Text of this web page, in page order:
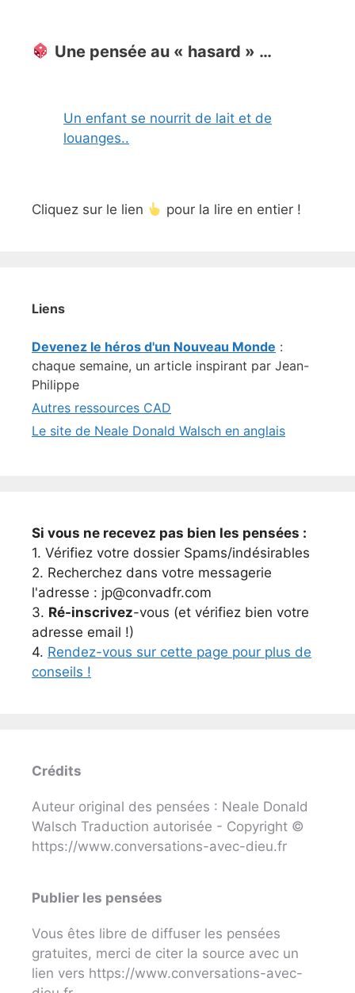
Une pensée au « hasard » …
Un enfant se nourrit de lait et de
louanges..
Cliquez sur le lien pour la lire en entier !
Liens
Devenez le héros d'un Nouveau Monde :
chaque semaine, un article inspirant par Jean-
Philippe
Autres ressources CAD
Le site de Neale Donald Walsch en anglais
Si vous ne recevez pas bien les pensées :
1. Vérifiez votre dossier Spams/indésirables
2. Recherchez dans votre messagerie
l'adresse : jp@convadfr.com
3. Ré-inscrivez-vous (et vérifiez bien votre
adresse email !)
4. Rendez-vous sur cette page pour plus de
conseils !
Crédits
Auteur original des pensées : Neale Donald
Walsch Traduction autorisée - Copyright ©
https://www.conversations-avec-dieu.fr
Publier les pensées
Vous êtes libre de diffuser les pensées
gratuites, merci de citer la source avec un
lien vers https://www.conversations-avec-